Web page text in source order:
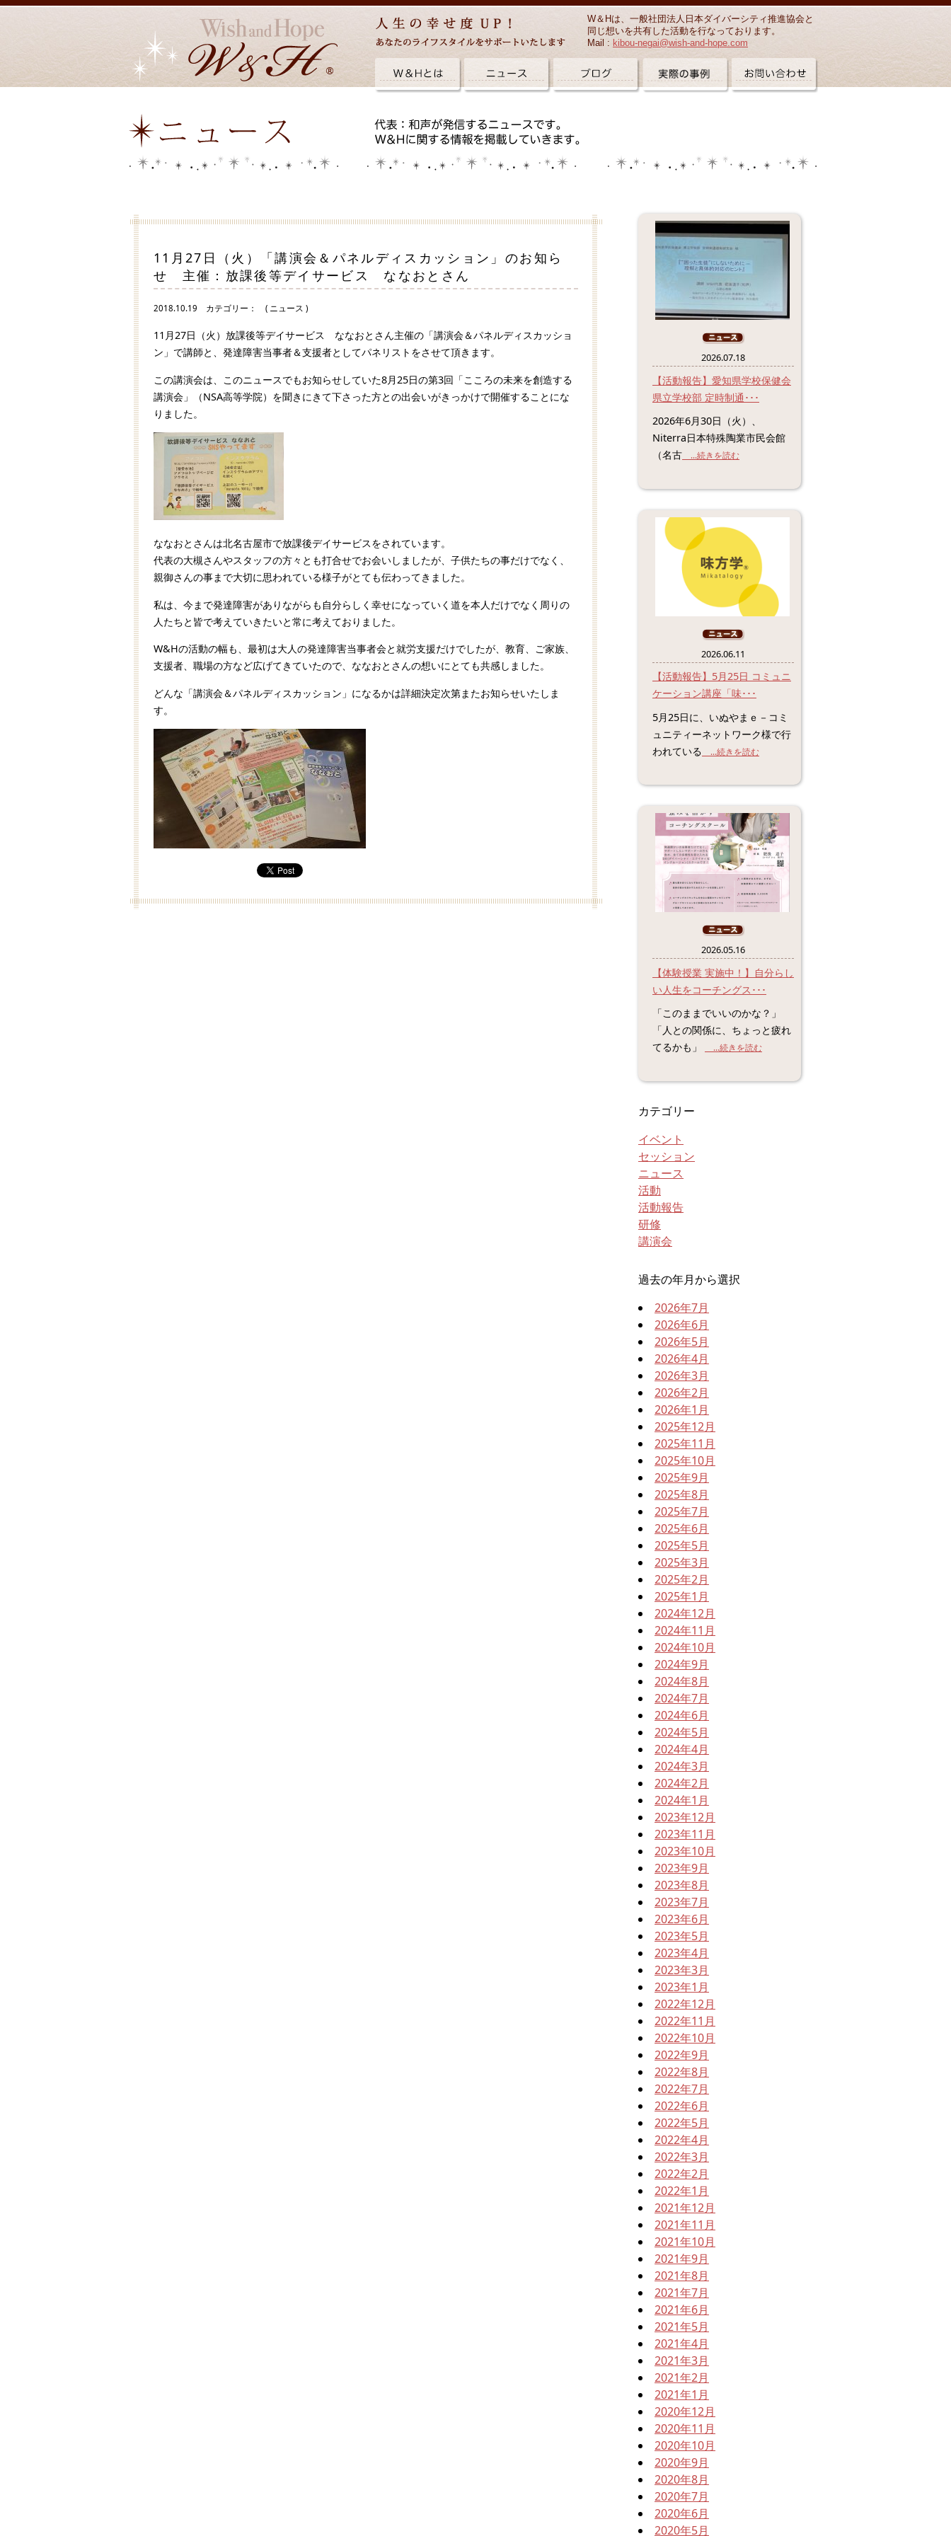
W＆Hは、一般社団法人日本ダイバーシティ推進協会と
同じ想いを共有した活動を行なっております。
Mail : kibou-negai@wish-and-hope.com
11月27日（火）「講演会＆パネルディスカッション」のお知ら
せ 主催：放課後等デイサービス ななおとさん
2018.10.19 カテゴリー： ( ニュース )
11月27日（火）放課後等デイサービス ななおとさん主催の「講演会＆パネルディスカッショ
ン」で講師と、発達障害当事者＆支援者としてパネリストをさせて頂きます。
この講演会は、このニュースでもお知らせしていた8月25日の第3回「こころの未来を創造する
講演会」（NSA高等学院）を聞きにきて下さった方との出会いがきっかけで開催することにな
りました。
ななおとさんは北名古屋市で放課後デイサービスをされています。
代表の大槻さんやスタッフの方々とも打合せでお会いしましたが、子供たちの事だけでなく、
親御さんの事まで大切に思われている様子がとても伝わってきました。
私は、今まで発達障害がありながらも自分らしく幸せになっていく道を本人だけでなく周りの
人たちと皆で考えていきたいと常に考えておりました。
W&Hの活動の幅も、最初は大人の発達障害当事者会と就労支援だけでしたが、教育、ご家族、
支援者、職場の方など広げてきていたので、ななおとさんの想いにとても共感しました。
どんな「講演会＆パネルディスカッション」になるかは詳細決定次第またお知らせいたしま
す。
2026.07.18
【活動報告】愛知県学校保健会
県立学校部 定時制通･･･
2026年6月30日（火）、
Niterra日本特殊陶業市民会館
（名古 ...続きを読む
2026.06.11
【活動報告】5月25日 コミュニ
ケーション講座「味･･･
5月25日に、いぬやまｅ－コミ
ュニティーネットワーク様で行
われている ...続きを読む
2026.05.16
【体験授業 実施中！】自分らし
い人生をコーチングス･･･
「このままでいいのかな？」
「人との関係に、ちょっと疲れ
てるかも」
...続きを読む
カテゴリー
イベント
セッション
ニュース
活動
活動報告
研修
講演会
過去の年月から選択
2026年7月
2026年6月
2026年5月
2026年4月
2026年3月
2026年2月
2026年1月
2025年12月
2025年11月
2025年10月
2025年9月
2025年8月
2025年7月
2025年6月
2025年5月
2025年3月
2025年2月
2025年1月
2024年12月
2024年11月
2024年10月
2024年9月
2024年8月
2024年7月
2024年6月
2024年5月
2024年4月
2024年3月
2024年2月
2024年1月
2023年12月
2023年11月
2023年10月
2023年9月
2023年8月
2023年7月
2023年6月
2023年5月
2023年4月
2023年3月
2023年1月
2022年12月
2022年11月
2022年10月
2022年9月
2022年8月
2022年7月
2022年6月
2022年5月
2022年4月
2022年3月
2022年2月
2022年1月
2021年12月
2021年11月
2021年10月
2021年9月
2021年8月
2021年7月
2021年6月
2021年5月
2021年4月
2021年3月
2021年2月
2021年1月
2020年12月
2020年11月
2020年10月
2020年9月
2020年8月
2020年7月
2020年6月
2020年5月